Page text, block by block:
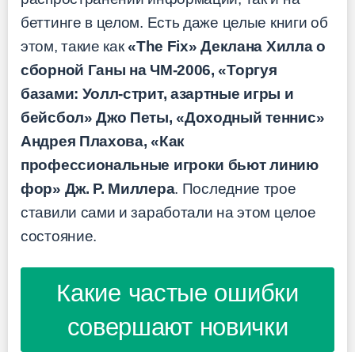
беттинге в целом. Есть даже целые книги об
этом, такие как«The Fix» Деклана Хилла о
сборной Ганы на ЧМ-2006, «Торгуя
базами: Уолл-стрит, азартные игры и
бейсбол» Джо Петы, «Доходный теннис»
Андрея Плахова, «Как
профессиональные игроки бьют линию
фор» Дж. Р. Миллера. Последние трое
ставили сами и заработали на этом целое
состояние.
Какие частые ошибки
совершают новички